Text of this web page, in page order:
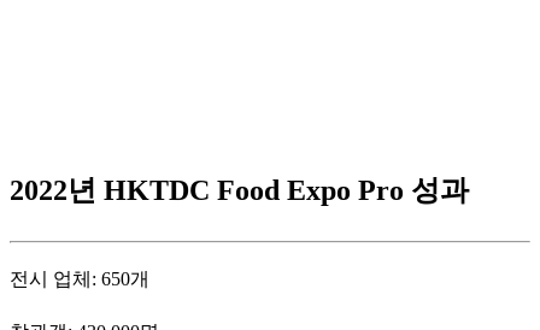
2022년 HKTDC Food Expo Pro 성과
전시 업체: 650개